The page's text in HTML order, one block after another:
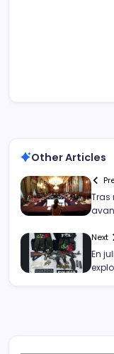
Other Articles
Tras
Next
En